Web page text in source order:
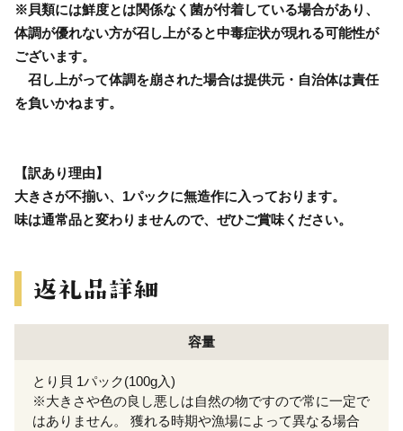
※貝類には鮮度とは関係なく菌が付着している場合があり、
体調が優れない方が召し上がると中毒症状が現れる可能性が
ございます。
召し上がって体調を崩された場合は提供元・自治体は責任
を負いかねます。
【訳あり理由】
大きさが不揃い、1パックに無造作に入っております。
味は通常品と変わりませんので、ぜひご賞味ください。
容量
とり貝 1パック(100g入)
※大きさや色の良し悪しは自然の物ですので常に一定で
はありません。 獲れる時期や漁場によって異なる場合